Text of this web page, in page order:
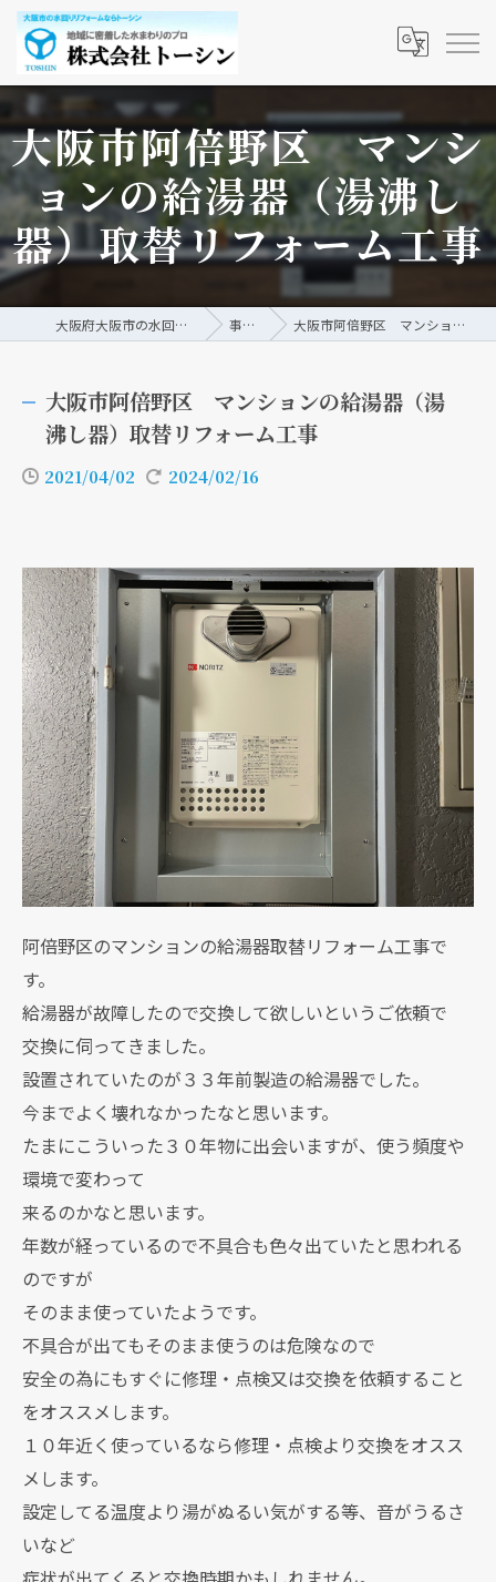
大阪市阿倍野区 マンシ
ョンの給湯器（湯沸し
器）取替リフォーム工事
大阪府大阪市の水回りリフォームなら株式会社トーシン 事例/ブログ 大阪市阿倍野区 マンションの給湯器（湯沸し器）取替リフォーム工事
大阪市阿倍野区 マンションの給湯器（湯
沸し器）取替リフォーム工事
2021/04/02 2024/02/16
阿倍野区のマンションの給湯器取替リフォーム工事で
す。
給湯器が故障したので交換して欲しいというご依頼で
交換に伺ってきました。
設置されていたのが３３年前製造の給湯器でした。
今までよく壊れなかったなと思います。
たまにこういった３０年物に出会いますが、使う頻度や
環境で変わって
来るのかなと思います。
年数が経っているので不具合も色々出ていたと思われる
のですが
そのまま使っていたようです。
不具合が出てもそのまま使うのは危険なので
安全の為にもすぐに修理・点検又は交換を依頼すること
をオススメします。
１０年近く使っているなら修理・点検より交換をオスス
メします。
設定してる温度より湯がぬるい気がする等、音がうるさ
いなど